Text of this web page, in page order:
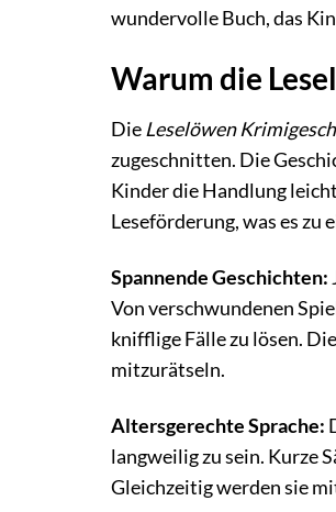
wundervolle Buch, das
Warum die
Die Leselöwen
zugeschnitten. Die
Kinder die Handlung
Leseförderung, was es zu
Spannende Geschichten:
Von verschwundenen
knifflige Fälle zu lösen.
mitzurätseln.
Altersgerechte Sprache:
langweilig zu sein. Kurze
Gleichzeitig werden sie